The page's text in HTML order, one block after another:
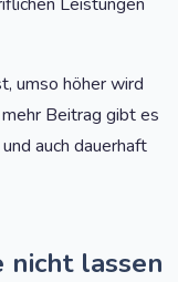
umso höher wird
Beitrag gibt es
auch dauerhaft
nicht lassen